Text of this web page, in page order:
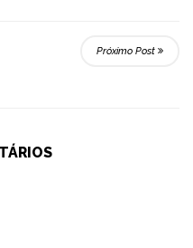
Próximo Post